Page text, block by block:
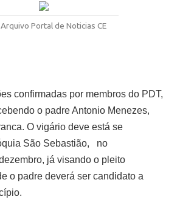
Portal de Noticias CE
confirmadas por membros do PDT,
o padre Antonio Menezes,
O vigário deve está se
São Sebastião, no
já visando o pleito
o padre deverá ser candidato a